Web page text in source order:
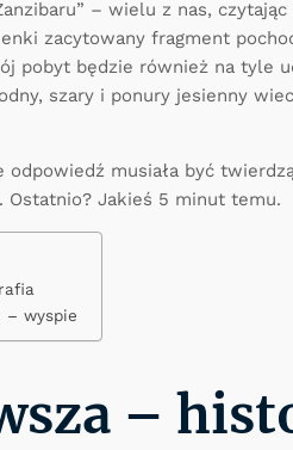
– wielu z nas,
zacytowany fragment
pobyt będzie również na tyle
szary i ponury jesienny
musiała być
Jakieś 5 minut temu.
– wyspie
–